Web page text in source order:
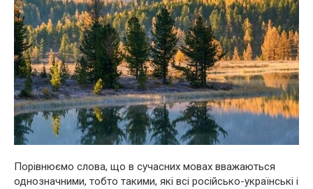
Порівнюємо слова, що в сучасних мовах вважаються
однозначними, тобто такими, які всі російсько-українські і